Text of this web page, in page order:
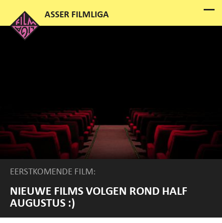
EERSTKOMENDE FILM:
NIEUWE FILMS VOLGEN ROND HALF
AUGUSTUS :)